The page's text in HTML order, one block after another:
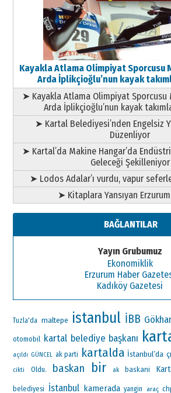
Kayakla Atlama Olimpiyat Sporcusu
Arda İplikçioğlu’nun kayak
➤ Kayakla Atlama Olimpiyat Sporcusu
Arda İplikçioğlu’nun kayak
➤ Kartal Belediyesi’nden Engelsiz
Düzenliyor
➤ Kartal’da Makine Hangar’da
Geleceği Şekilleniyor
➤ Lodos Adalar’ı vurdu, vapur
➤ Kitaplara Yansıyan Erzurum
BAĞLANTILAR
Yayın Grubumuz
Ekonomiklik
Erzurum Haber
Kadıköy Gazetesi
Tuzla'da maltepe istanbul İBB
otomobil kartal belediye başkanı
açıldı GÜNCEL ak parti kartalda İstanbul’da
cikti Oldu. baskan bir ak baskani
belediyesi İstanbul kamerada yangin araç